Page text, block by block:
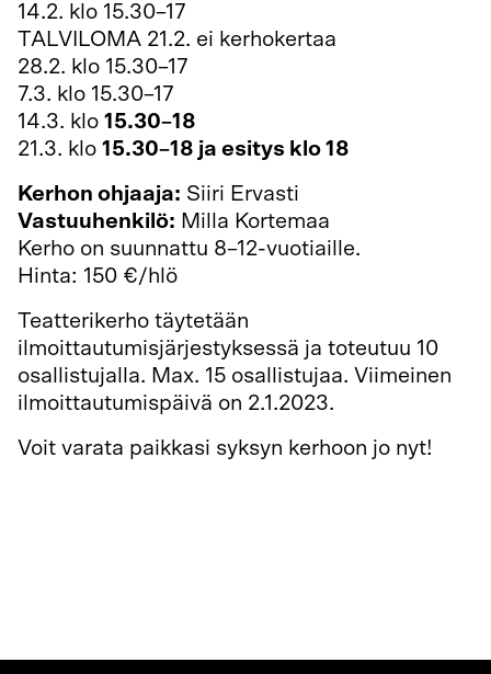
14.2. klo 15.30–17
TALVILOMA 21.2. ei kerhokertaa
28.2. klo 15.30–17
7.3. klo 15.30–17
14.3. klo 15.30–18
21.3. klo 15.30–18 ja esitys klo 18
Kerhon ohjaaja: Siiri Ervasti
Vastuuhenkilö: Milla Kortemaa
Kerho on suunnattu 8–12-vuotiaille.
Hinta: 150 €/hlö
Teatterikerho täytetään
ilmoittautumisjärjestyksessä ja toteutuu 10
osallistujalla. Max. 15 osallistujaa. Viimeinen
ilmoittautumispäivä on 2.1.2023.
Voit varata paikkasi syksyn kerhoon jo nyt!